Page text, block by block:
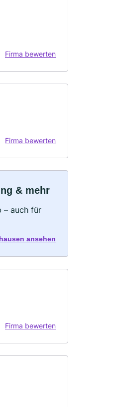
Firma bewerten
Firma bewerten
& mehr
– auch für
ansehen
Firma bewerten